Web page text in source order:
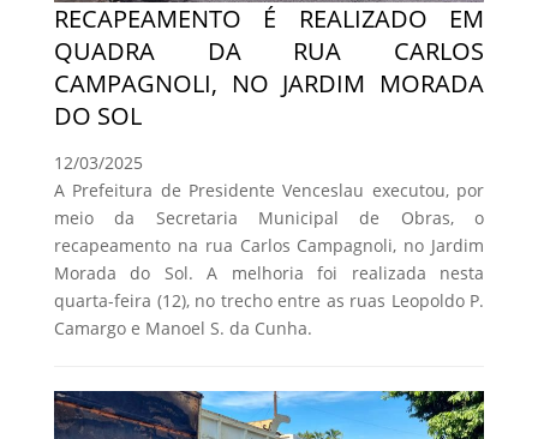
RECAPEAMENTO É REALIZADO EM
QUADRA DA RUA CARLOS
CAMPAGNOLI, NO JARDIM MORADA
DO SOL
12/03/2025
A Prefeitura de Presidente Venceslau executou, por
meio da Secretaria Municipal de Obras, o
recapeamento na rua Carlos Campagnoli, no Jardim
Morada do Sol. A melhoria foi realizada nesta
quarta-feira (12), no trecho entre as ruas Leopoldo P.
Camargo e Manoel S. da Cunha.